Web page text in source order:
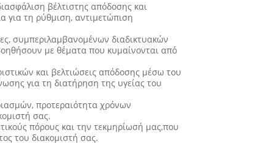
βέλτιστης απόδοσης και
για τη ρύθμιση, αντιμετώπιση
συμπεριλαμβανομένων διαδικτυακών
με θέματα που κυμαίνονται από
και βελτιώσεις απόδοσης μέσω του
για τη διατήρηση της υγείας του
προτεραιότητα χρόνων
σας.
πόρους και την τεκμηρίωσή μας,που
του διακομιστή σας.